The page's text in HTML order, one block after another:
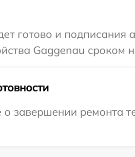
готово и
Gaggenau сроком
завершении ремонта